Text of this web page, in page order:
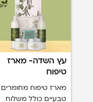
עץ השדה- מארז
טיפוח
מארז טיפוח מחומרים
טבעיים כולל משלוח